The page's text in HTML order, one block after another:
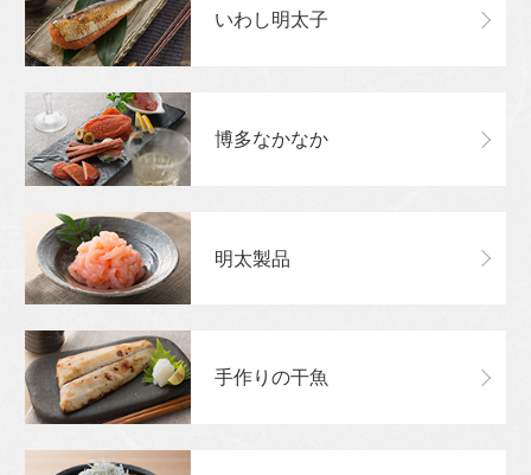
いわし明太子
博多なかなか
明太製品
手作りの干魚